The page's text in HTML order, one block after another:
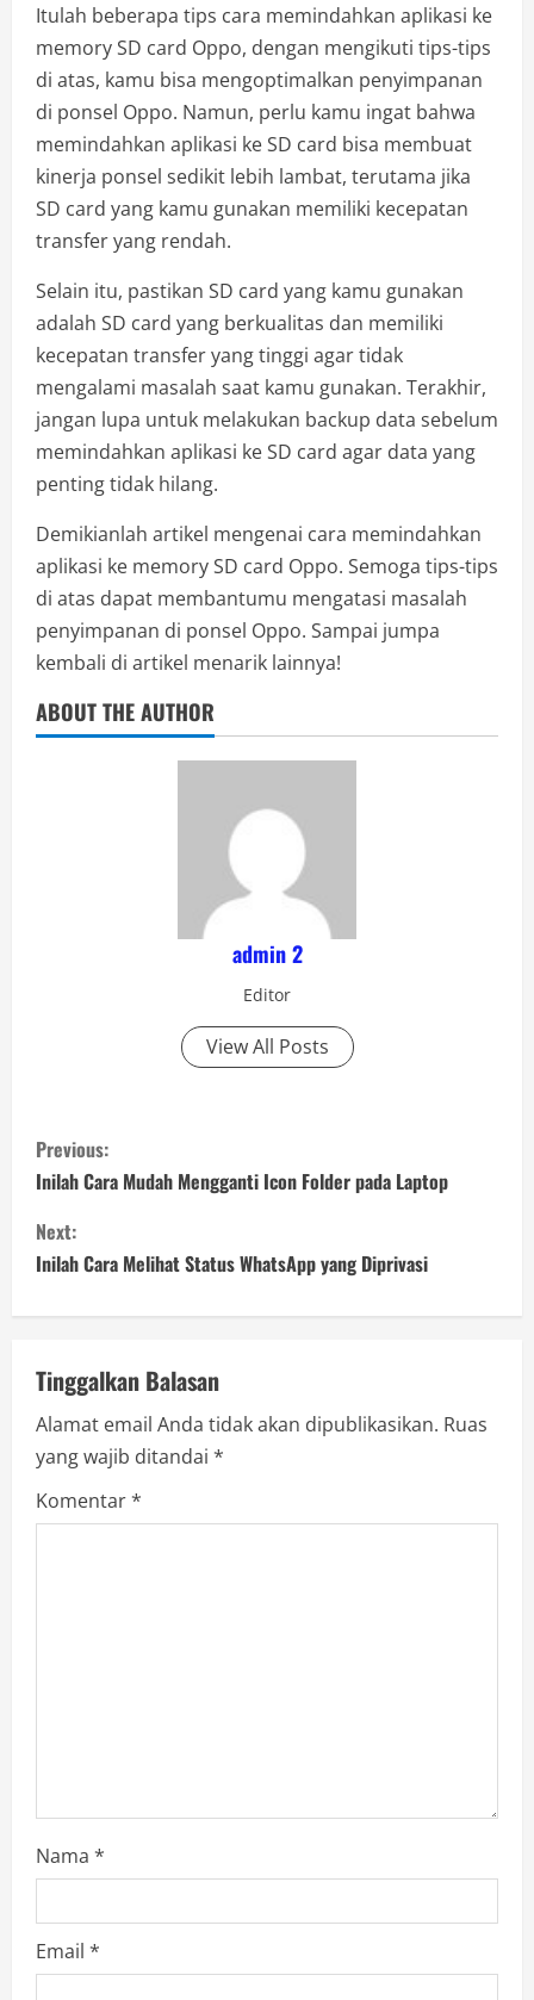
Itulah beberapa tips cara memindahkan aplikasi ke
memory SD card Oppo, dengan mengikuti tips-tips
di atas, kamu bisa mengoptimalkan penyimpanan
di ponsel Oppo. Namun, perlu kamu ingat bahwa
memindahkan aplikasi ke SD card bisa membuat
kinerja ponsel sedikit lebih lambat, terutama jika
SD card yang kamu gunakan memiliki kecepatan
transfer yang rendah.
Selain itu, pastikan SD card yang kamu gunakan
adalah SD card yang berkualitas dan memiliki
kecepatan transfer yang tinggi agar tidak
mengalami masalah saat kamu gunakan. Terakhir,
jangan lupa untuk melakukan backup data sebelum
memindahkan aplikasi ke SD card agar data yang
penting tidak hilang.
Demikianlah artikel mengenai cara memindahkan
aplikasi ke memory SD card Oppo. Semoga tips-tips
di atas dapat membantumu mengatasi masalah
penyimpanan di ponsel Oppo. Sampai jumpa
kembali di artikel menarik lainnya!
ABOUT THE AUTHOR
admin 2
Editor
View All Posts
C
o
n
t
n
u
e
R
g
Previous:
Inilah Cara Mudah Mengganti Icon Folder pada Laptop
Next:
Inilah Cara Melihat Status WhatsApp yang Diprivasi
Tinggalkan Balasan
Alamat email Anda tidak akan dipublikasikan. Ruas
yang wajib ditandai *
Komentar*
Nama *
Email *